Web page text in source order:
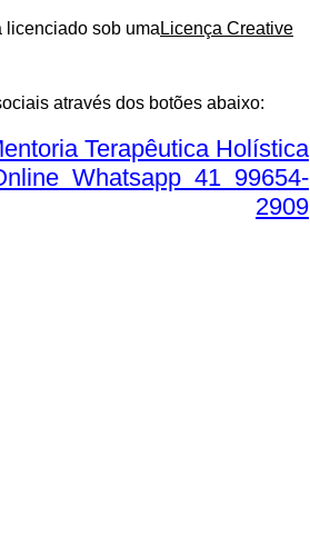
licenciado sob uma Licença Creative
através dos botões abaixo:
Terapêutica Holística
Whatsapp 41 99654-
2909